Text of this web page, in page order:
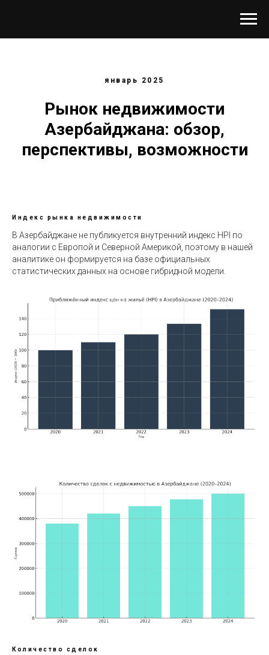
январь 2025
Рынок недвижимости
Азербайджана: обзор,
перспективы, возможности
Индекс рынка недвижимости
В Азербайджане не публикуется внутренний индекс HPI по
аналогии с Европой и Северной Америкой, поэтому в нашей
аналитике он формируется на базе официальных
статистических данных на основе гибридной модели.
Количество сделок